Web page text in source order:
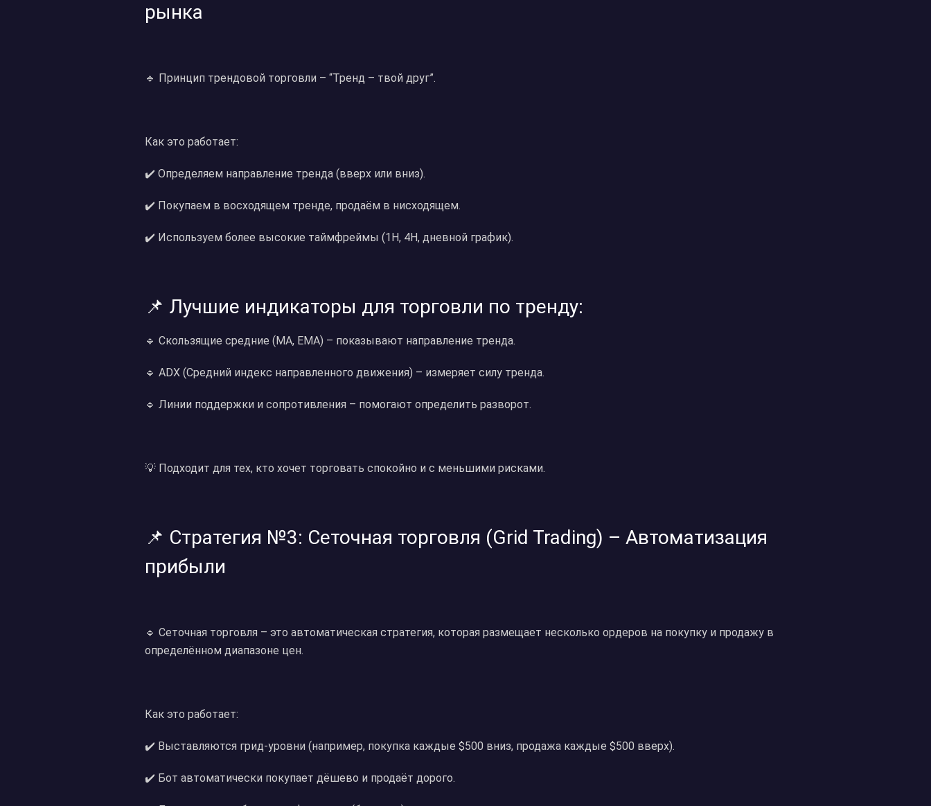
рынка
🔹 Принцип трендовой торговли – “Тренд – твой друг”.
Как это работает:
✔️ Определяем направление тренда (вверх или вниз).
✔️ Покупаем в восходящем тренде, продаём в нисходящем.
✔️ Используем более высокие таймфреймы (1H, 4H, дневной график).
📌 Лучшие индикаторы для торговли по тренду:
🔹 Скользящие средние (МА, EMA) – показывают направление тренда.
🔹 ADX (Средний индекс направленного движения) – измеряет силу тренда.
🔹 Линии поддержки и сопротивления – помогают определить разворот.
💡 Подходит для тех, кто хочет торговать спокойно и с меньшими рисками.
📌 Стратегия №3: Сеточная торговля (Grid Trading) – Автоматизация
прибыли
🔹 Сеточная торговля – это автоматическая стратегия, которая размещает несколько ордеров на покупку и продажу в
определённом диапазоне цен.
Как это работает:
✔️ Выставляются грид-уровни (например, покупка каждые $500 вниз, продажа каждые $500 вверх).
✔️ Бот автоматически покупает дёшево и продаёт дорого.